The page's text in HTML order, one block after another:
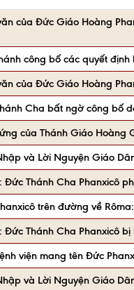
của Đức Giáo Hoàng
công bố các quyết
của Đức Giáo Hoàng
Cha bất ngờ công bố
của Thánh Giáo Hoàng
và Lời Nguyện Giáo
Đức Thánh Cha Phanxicô
trên đường về
Đức Thánh Cha Phanxicô
viện mang tên Đức
và Lời Nguyện Giáo